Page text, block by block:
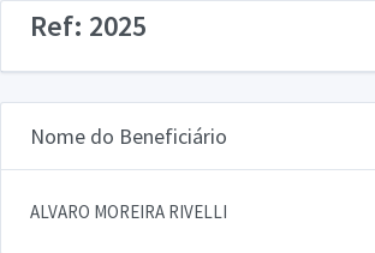
Ref: 2025
Nome do Beneficiário
ALVARO MOREIRA RIVELLI